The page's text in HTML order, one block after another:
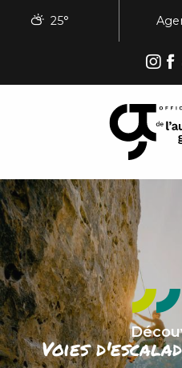
25°
Voies